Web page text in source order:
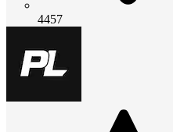
4457